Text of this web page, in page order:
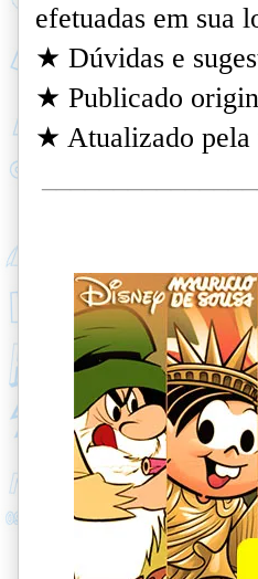
efetuadas em sua
★ Dúvidas e
★ Publicado
★ Atualizado pela